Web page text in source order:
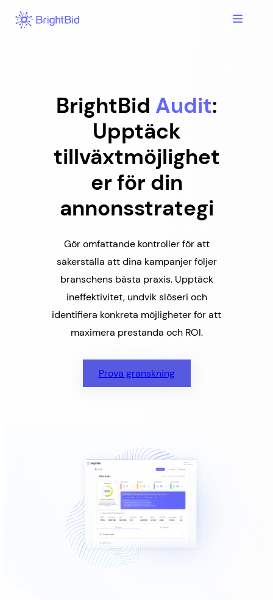
Hoppa
BrightBid Audit:
Upptäck
tillväxtmöjlighet
er för din
annonsstrategi
Gör omfattande kontroller för att
säkerställa att dina kampanjer följer
branschens bästa praxis. Upptäck
ineffektivitet, undvik slöseri och
identifiera konkreta möjligheter för att
maximera prestanda och ROI.
Prova granskning